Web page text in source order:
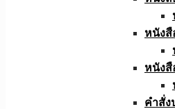
หนังสื
หนังสื
คำสั่ง